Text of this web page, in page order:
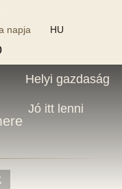
napja
HU
Helyi gazdaság
Jó itt lenni